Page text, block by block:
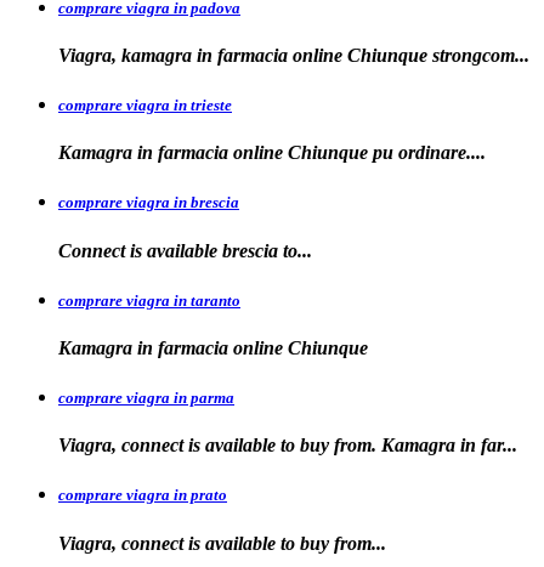
comprare viagra in padova
Viagra, kamagra in farmacia online Chiunque strongcom...
comprare viagra in trieste
Kamagra in farmacia online Chiunque pu ordinare....
comprare viagra in brescia
Connect is available brescia to...
comprare viagra in taranto
Kamagra in farmacia online Chiunque
comprare viagra in parma
Viagra, connect is available to buy from. Kamagra in far...
comprare viagra in prato
Viagra, connect is available to buy from...